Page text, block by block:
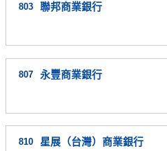
803 聯邦商業銀行
807 永豐商業銀行
810 星展（台灣）商業銀行